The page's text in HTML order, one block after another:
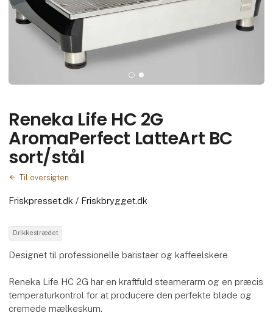
Reneka Life HC 2G
AromaPerfect LatteArt BC
sort/stål
Til oversigten
Friskpresset.dk / Friskbrygget.dk
Drikkestrædet
Designet til professionelle baristaer og kaffeelskere
Reneka Life HC 2G har en kraftfuld steamerarm og en præcis
temperaturkontrol for at producere den perfekte bløde og
cremede mælkeskum.